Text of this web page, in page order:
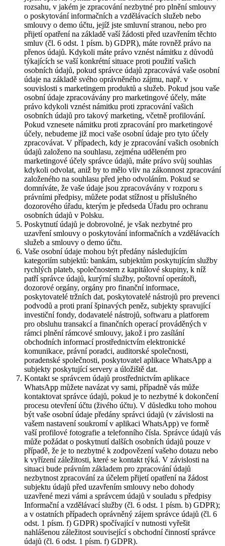
rozsahu, v jakém je zpracování nezbytné pro plnění smlouvy
o poskytování informačních a vzdělávacích služeb nebo
smlouvy o demo účtu, jejíž jste smluvní stranou, nebo pro
přijetí opatření na základě vaší žádosti před uzavřením těchto
smluv (čl. 6 odst. 1 písm. b) GDPR), máte rovněž právo na
přenos údajů. Kdykoli máte právo vznést námitku z důvodů
týkajících se vaší konkrétní situace proti použití vašich
osobních údajů, pokud správce údajů zpracovává vaše osobní
údaje na základě svého oprávněného zájmu, např. v
souvislosti s marketingem produktů a služeb. Pokud jsou vaše
osobní údaje zpracovávány pro marketingové účely, máte
právo kdykoli vznést námitku proti zpracování vašich
osobních údajů pro takový marketing, včetně profilování.
Pokud vznesete námitku proti zpracování pro marketingové
účely, nebudeme již moci vaše osobní údaje pro tyto účely
zpracovávat. V případech, kdy je zpracování vašich osobních
údajů založeno na souhlasu, zejména uděleném pro
marketingové účely správce údajů, máte právo svůj souhlas
kdykoli odvolat, aniž by to mělo vliv na zákonnost zpracování
založeného na souhlasu před jeho odvoláním. Pokud se
domníváte, že vaše údaje jsou zpracovávány v rozporu s
právními předpisy, můžete podat stížnost u příslušného
dozorového úřadu, kterým je předseda Úřadu pro ochranu
osobních údajů v Polsku.
Poskytnutí údajů je dobrovolné, je však nezbytné pro
uzavření smlouvy o poskytování informačních a vzdělávacích
služeb a smlouvy o demo účtu.
Vaše osobní údaje mohou být předány následujícím
kategoriím subjektů: bankám, subjektům poskytujícím služby
rychlých plateb, společnostem z kapitálové skupiny, k níž
patří správce údajů, kurýrní služby, poštovní operátoři,
dozorové orgány, orgány pro finanční informace,
poskytovatelé tržních dat, poskytovatelé nástrojů pro prevenci
podvodů a proti praní špinavých peněz, subjekty spravující
investiční fondy, dodavatelé nástrojů, softwaru a platforem
pro obsluhu transakcí a finančních operací prováděných v
rámci plnění rámcové smlouvy, jakož i pro zasílání
obchodních informací prostřednictvím elektronické
komunikace, právní poradci, auditorské společnosti,
poradenské společnosti, poskytovatel aplikace WhatsApp a
subjekty poskytující servery a úložiště dat.
Kontakt se správcem údajů prostřednictvím aplikace
WhatsApp můžete navázat vy sami, případně vás může
kontaktovat správce údajů, pokud je to nezbytné k dokončení
procesu otevření účtu (živého účtu). V důsledku toho mohou
být vaše osobní údaje předány správci údajů (v závislosti na
vašem nastavení soukromí v aplikaci WhatsApp) ve formě
vaší profilové fotografie a telefonního čísla. Správce údajů vás
může požádat o poskytnutí dalších osobních údajů pouze v
případě, že je to nezbytné k zodpovězení vašeho dotazu nebo
k vyřízení záležitosti, které se kontakt týká. V závislosti na
situaci bude právním základem pro zpracování údajů
nezbytnost zpracování za účelem přijetí opatření na žádost
subjektu údajů před uzavřením smlouvy nebo dohody
uzavřené mezi vámi a správcem údajů v souladu s předpisy
Informační a vzdělávací služby (čl. 6 odst. 1 písm. b) GDPR);
a v ostatních případech oprávněný zájem správce údajů (čl. 6
odst. 1 písm. f) GDPR) spočívající v nutnosti vyřešit
nahlášenou záležitost související s obchodní činností správce
údajů (čl. 6 odst. 1 písm. f) GDPR).